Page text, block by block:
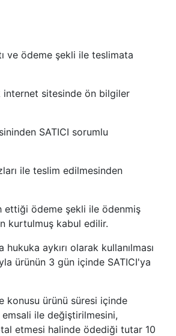
ve ödeme şekli ile teslimata
internet sitesinde ön bilgiler
SATICI sorumlu
ile teslim edilmesinden
ettiği ödeme şekli ile ödenmiş
kurtulmuş kabul edilir.
aykırı olarak kullanılması
ürünün 3 gün içinde SATICI'ya
konusu ürünü süresi içinde
ile değiştirilmesini,
etmesi halinde ödediği tutar 10